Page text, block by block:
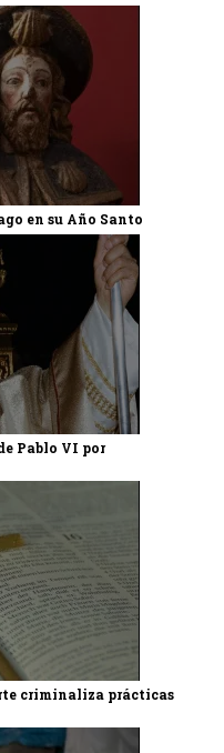
en su Año Santo
Pablo VI por
criminaliza prácticas